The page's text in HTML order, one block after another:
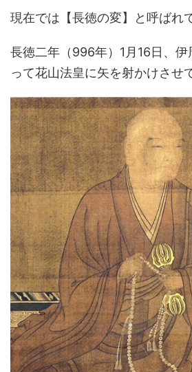
現在では【長徳の変】と呼ばれ
長徳二年（996年）1月16日、
って花山法皇に矢を射かけさせ